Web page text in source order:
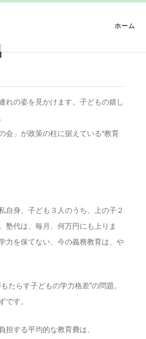
ホーム
れの姿を見かけます。子どもの嬉し
会」が政策の柱に据えている“教育
自身、子ども３人のうち、上の子２
塾代は、毎月、何万円にも上りま
力を保てない、今の義務教育は、や
たらす子どもの学力格差”の問題。
です。
する平均的な教育費は、